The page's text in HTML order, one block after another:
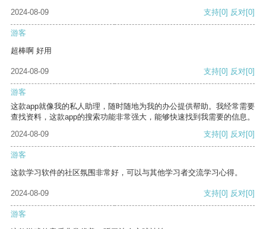
2024-08-09 支持[0] 反对[0]
游客
超棒啊 好用
2024-08-09 支持[0] 反对[0]
游客
这款app就像我的私人助理，随时随地为我的办公提供帮助。我经常需要
查找资料，这款app的搜索功能非常强大，能够快速找到我需要的信息。
2024-08-09
支持[0] 反对[0]
游客
这款学习软件的社区氛围非常好，可以与其他学习者交流学习心得。
2024-08-09 支持[0] 反对[0]
游客